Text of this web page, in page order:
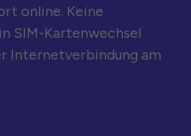
online. Keine
SIM-Kartenwechsel
Internetverbindung am